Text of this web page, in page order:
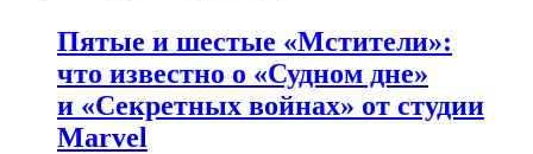
Пятые и шестые «Мстители»:
что известно о «Судном дне»
и «Секретных войнах» от студии
Marvel